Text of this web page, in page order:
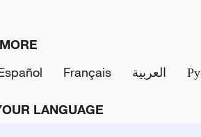
Français العربية
LANGUAGE